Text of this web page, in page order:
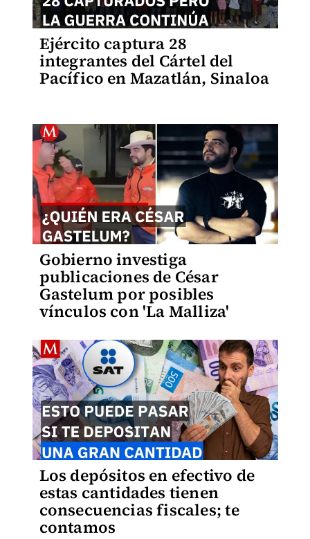
Ejército captura 28
integrantes del Cártel del
Pacífico en Mazatlán, Sinaloa
Gobierno investiga
publicaciones de César
Gastelum por posibles
vínculos con 'La Malliza'
Los depósitos en efectivo de
estas cantidades tienen
consecuencias fiscales; te
contamos